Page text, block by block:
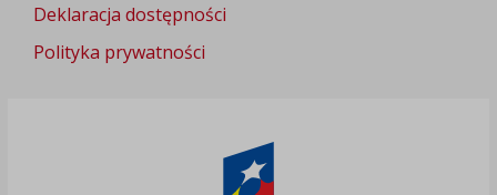
Deklaracja dostępności
Polityka prywatności